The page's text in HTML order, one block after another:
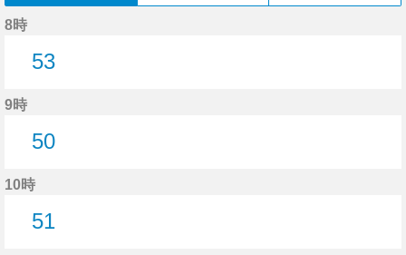
8時
53
9時
50
10時
51